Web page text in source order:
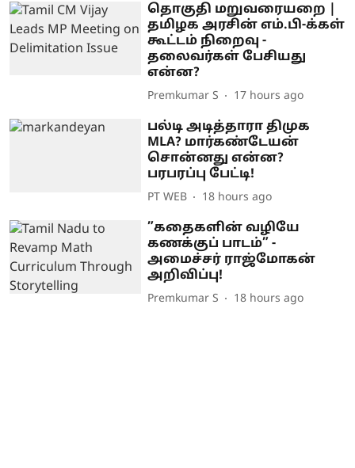
தொகுதி மறுவரையறை |
தமிழக அரசின் எம்.பி-க்கள்
கூட்டம் நிறைவு -
தலைவர்கள் பேசியது
என்ன?
Premkumar S 17 hours ago
பல்டி அடித்தாரா திமுக
MLA? மார்கண்டேயன்
சொன்னது என்ன?
பரபரப்பு பேட்டி!
PT WEB 18 hours ago
”கதைகளின் வழியே
கணக்குப் பாடம்” -
அமைச்சர் ராஜ்மோகன்
அறிவிப்பு!
Premkumar S 18 hours ago